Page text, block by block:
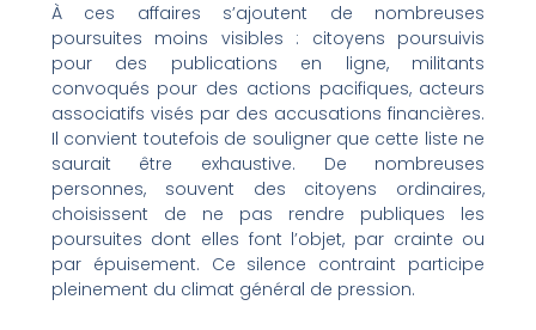
À ces affaires s’ajoutent de nombreuses
poursuites moins visibles : citoyens poursuivis
pour des publications en ligne, militants
convoqués pour des actions pacifiques, acteurs
associatifs visés par des accusations financières.
Il convient toutefois de souligner que cette liste ne
saurait être exhaustive. De nombreuses
personnes, souvent des citoyens ordinaires,
choisissent de ne pas rendre publiques les
poursuites dont elles font l’objet, par crainte ou
par épuisement. Ce silence contraint participe
pleinement du climat général de pression.